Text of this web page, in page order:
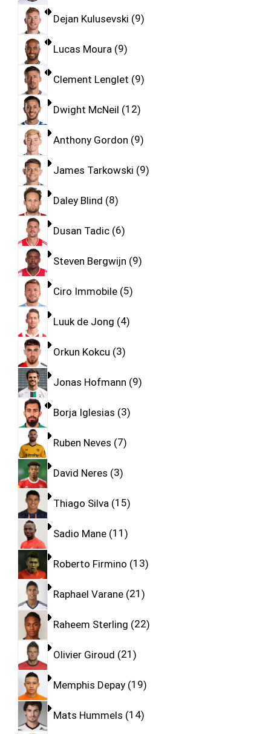
Dejan Kulusevski 9
Lucas Moura 9
Clement Lenglet 9
Dwight McNeil 12
Anthony Gordon 9
James Tarkowski 9
Daley Blind 8
Dusan Tadic 6
Steven Bergwijn 9
Ciro Immobile 5
Luuk de Jong 4
Orkun Kokcu 3
Jonas Hofmann 9
Borja Iglesias 3
Ruben Neves 7
David Neres 3
Thiago Silva 15
Sadio Mane 11
Roberto Firmino 13
Raphael Varane 21
Raheem Sterling 22
Olivier Giroud 21
Memphis Depay 19
Mats Hummels 14